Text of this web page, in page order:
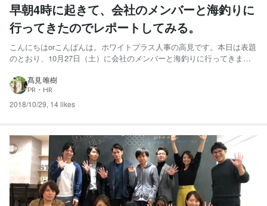
早朝4時に起きて、会社のメンバーと海釣りに
行ってきたのでレポートしてみる。
こんにちはorこんばんは。ホワイトプラス人事の高見です。本日は表題
のとおり、10月27日（土）に会社のメンバーと海釣りに行ってきまし
床 なんとか起きることができました。前日缶チューハイ1本に抑えた自
分を褒めてあげたい。 そんな自分を褒めようかと思っ...
髙見 唯樹
PR・HR
2018/10/29, 14 likes